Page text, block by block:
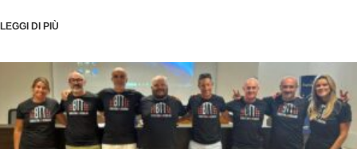
LEGGI DI PIÙ